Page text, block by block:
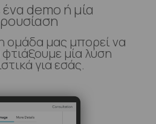
demo ή μία
ομάδα μας μπορεί να
μία λύση
για εσάς.